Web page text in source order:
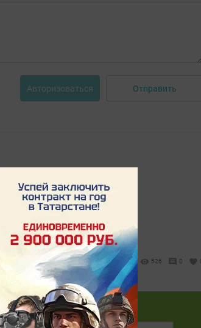
Авторизоваться Отправить
бирегез!!!
526 0